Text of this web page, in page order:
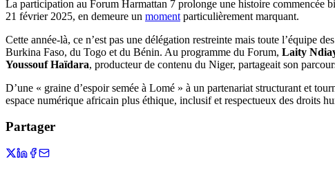
La participation au Forum Harmattan 7 prolonge une histoire commencée
21 février 2025, en demeure un moment particulièrement marquant.
Cette année-là, ce n’est pas une délégation restreinte mais toute l’équipe
Burkina Faso, du Togo et du Bénin. Au programme du Forum, Laity
Youssouf Haïdara, producteur de contenu du Niger, partageait son
D’une « graine d’espoir semée à Lomé » à un partenariat structurant et
espace numérique africain plus éthique, inclusif et respectueux des droits
Partager